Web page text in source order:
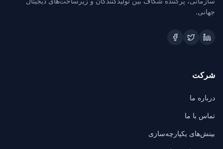
جهانی.
شرکت
درباره ما
تماس با ما
بینش‌های یکپارچه‌سازی